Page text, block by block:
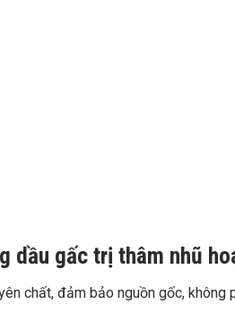
dầu gấc trị thâm nhũ
chất, đảm bảo nguồn gốc, không